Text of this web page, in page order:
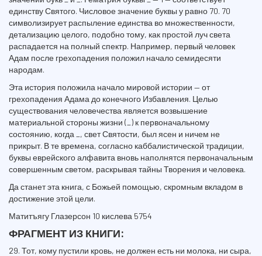
единству Святого. Числовое значение буквы у равно 70. 70
символизирует распыление единства во множественности,
детализацию целого, подобно тому, как простой луч света
распадается на полный спектр. Например, первый человек
Адам после грехопадения положил начало семидесяти
народам.
Эта история положила начало мировой истории — от
грехопадения Адама до конечного Избавления. Целью
существования человечества является возвышение
материальной стороны жизни (_) к первоначальному
состоянию, когда _, свет Святости, был ясен и ничем не
прикрыт. В те времена, согласно каббалистической традиции,
буквы еврейского алфавита вновь наполнятся первоначальным
совершенным светом, раскрывая тайны Творения и человека.
Да станет эта книга, с Божьей помощью, скромным вкладом в
достижение этой цели.
Матитъягу Глазерсон 10 кислева 5754
ФРАГМЕНТ ИЗ КНИГИ:
29. Тот, кому пустили кровь, не должен есть ни молока, ни сыра,